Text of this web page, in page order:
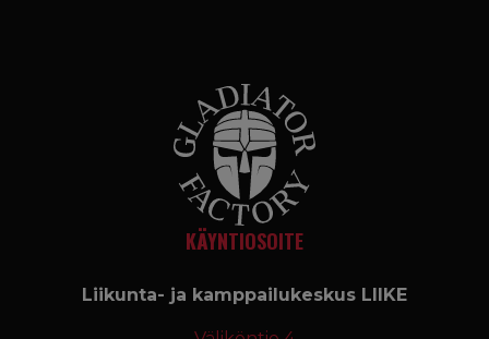
KÄYNTIOSOITE
Liikunta- ja kamppailukeskus LIIKE